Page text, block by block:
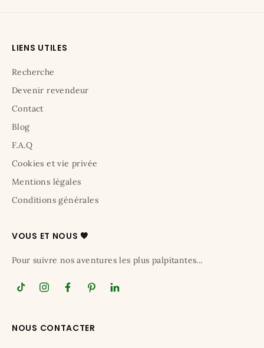
LIENS UTILES
Recherche
Devenir revendeur
Contact
Blog
F.A.Q
Cookies et vie privée
Mentions légales
Conditions générales
VOUS ET NOUS 🧡
Pour suivre nos aventures les plus palpitantes...
NOUS CONTACTER